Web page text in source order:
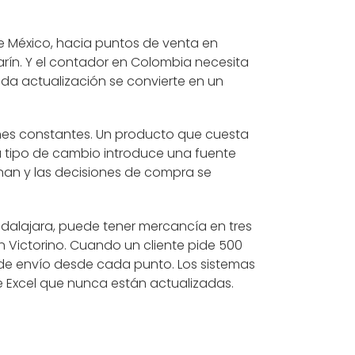
hacia puntos de venta en
Y el contador en Colombia necesita
actualización se convierte en un
constantes. Un producto que cuesta
tipo de cambio introduce una fuente
y las decisiones de compra se
puede tener mercancía en tres
Cuando un cliente pide 500
envío desde cada punto. Los sistemas
que nunca están actualizadas.